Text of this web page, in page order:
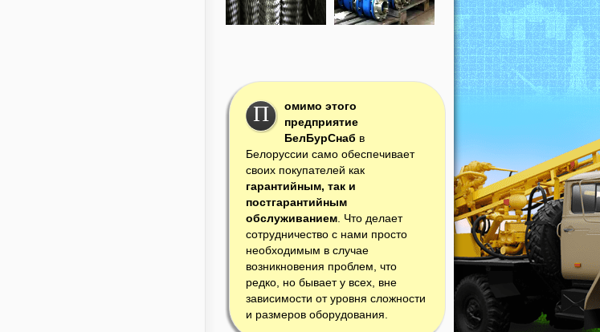
П
омимо этого
предприятие
БелБурСнаб в
Белоруссии само обеспечивает
своих покупателей как
гарантийным, так и
постгарантийным
обслуживанием. Что делает
сотрудничество с нами просто
необходимым в случае
возникновения проблем, что
редко, но бывает у всех, вне
зависимости от уровня сложности
и размеров оборудования.